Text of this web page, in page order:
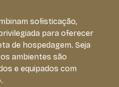
sofisticação,
para oferecer
de hospedagem. Seja
ambientes são
e equipados com